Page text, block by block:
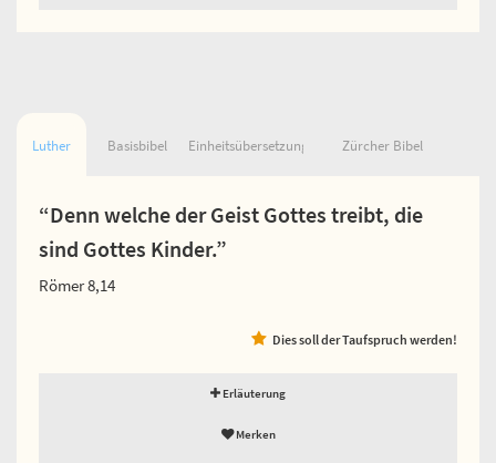
Luther Basisbibel Einheitsübersetzung Zürcher Bibel
“Denn welche der Geist Gottes treibt, die
sind Gottes Kinder.”
Römer 8,14
Dies soll der Taufspruch werden!
Erläuterung
Merken